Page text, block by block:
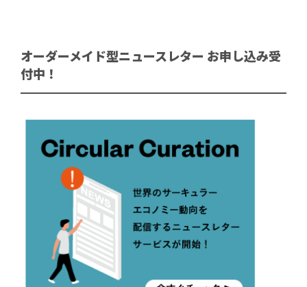
オーダーメイド型ニュースレター お申し込み受
付中！